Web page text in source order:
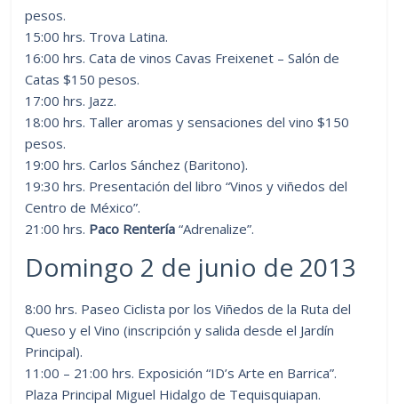
pesos.
15:00 hrs. Trova Latina.
16:00 hrs. Cata de vinos Cavas Freixenet – Salón de
Catas $150 pesos.
17:00 hrs. Jazz.
18:00 hrs. Taller aromas y sensaciones del vino $150
pesos.
19:00 hrs. Carlos Sánchez (Baritono).
19:30 hrs. Presentación del libro “Vinos y viñedos del
Centro de México”.
21:00 hrs. Paco Rentería “Adrenalize”.
Domingo 2 de junio de 2013
8:00 hrs. Paseo Ciclista por los Viñedos de la Ruta del
Queso y el Vino (inscripción y salida desde el Jardín
Principal).
11:00 – 21:00 hrs. Exposición “ID’s Arte en Barrica”.
Plaza Principal Miguel Hidalgo de Tequisquiapan.